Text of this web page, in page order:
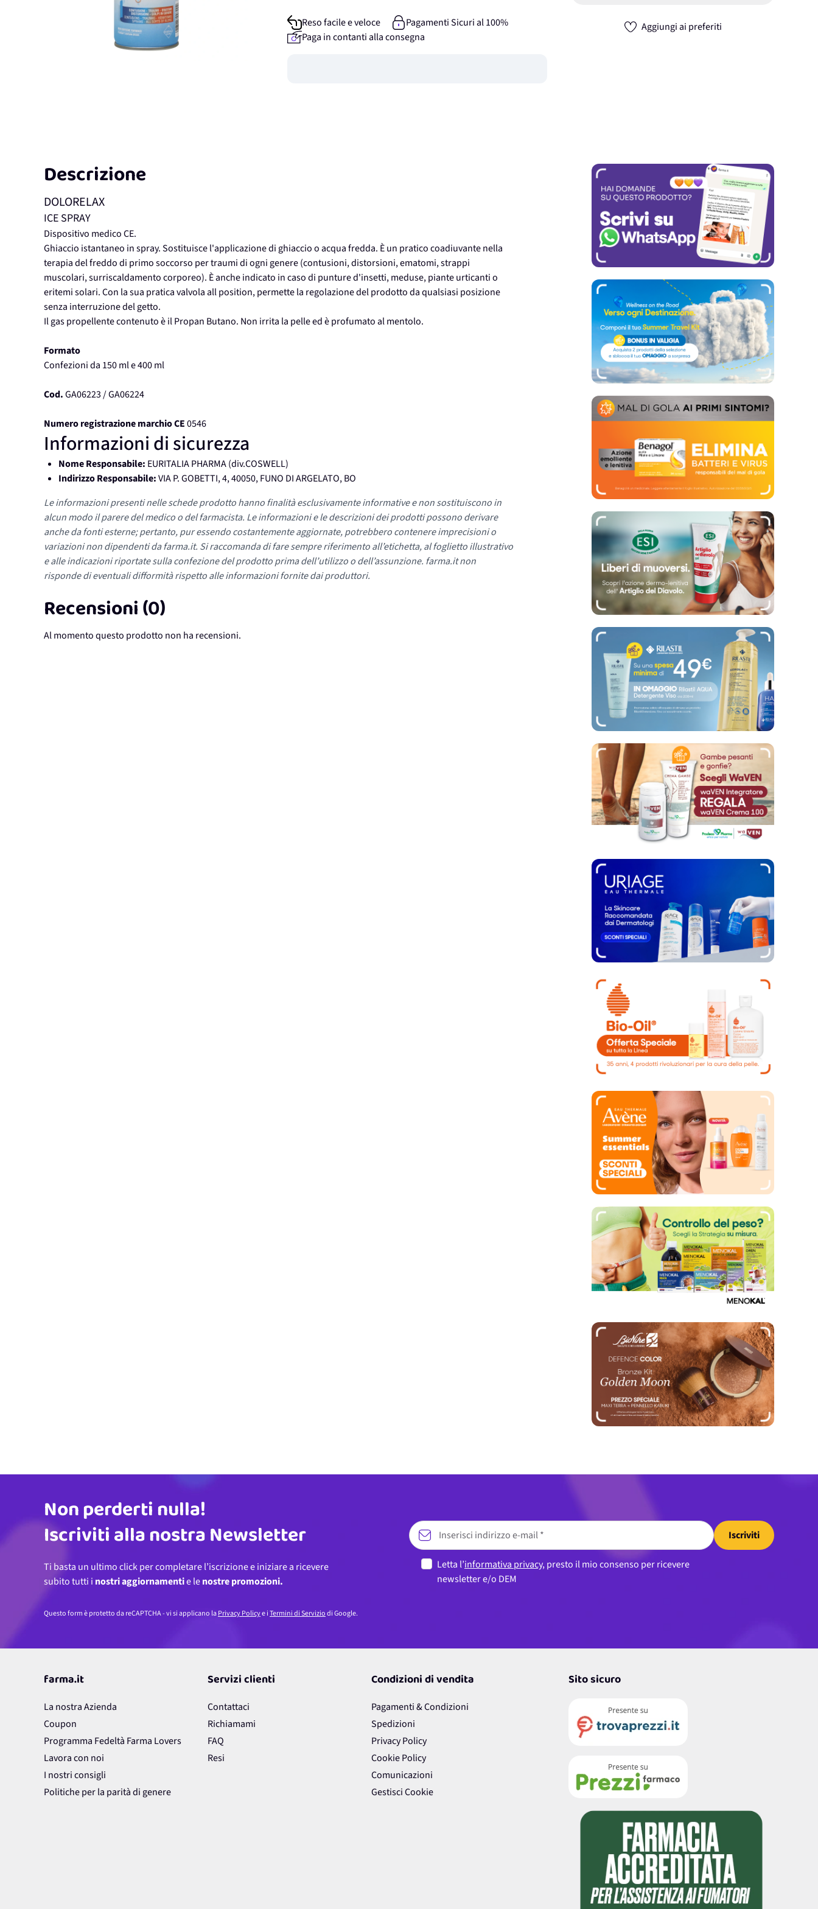
Aggiungi ai preferiti
Reso facile e veloce
Pagamenti Sicuri al 100%
Paga in contanti alla consegna
Descrizione
DOLORELAX
ICE SPRAY
Dispositivo medico CE.
Ghiaccio istantaneo in spray. Sostituisce l'applicazione di ghiaccio o acqua fredda. È un pratico coadiuvante nella
terapia del freddo di primo soccorso per traumi di ogni genere (contusioni, distorsioni, ematomi, strappi
muscolari, surriscaldamento corporeo). È anche indicato in caso di punture d'insetti, meduse, piante urticanti o
eritemi solari. Con la sua pratica valvola all position, permette la regolazione del prodotto da qualsiasi posizione
senza interruzione del getto.
Il gas propellente contenuto è il Propan Butano. Non irrita la pelle ed è profumato al mentolo.
Formato
Confezioni da 150 ml e 400 ml
Cod.GA06223 / GA06224
Numero registrazione marchio CE0546
Informazioni di sicurezza
Nome Responsabile: EURITALIA PHARMA (div.COSWELL)
Indirizzo Responsabile:VIA P. GOBETTI, 4, 40050, FUNO DI ARGELATO, BO
Le informazioni presenti nelle schede prodotto hanno finalità esclusivamente informative e non sostituiscono in
alcun modo il parere del medico o del farmacista. Le informazioni e le descrizioni dei prodotti possono derivare
anche da fonti esterne; pertanto, pur essendo costantemente aggiornate, potrebbero contenere imprecisioni o
variazioni non dipendenti da farma.it. Si raccomanda di fare sempre riferimento all’etichetta, al foglietto illustrativo
e alle indicazioni riportate sulla confezione del prodotto prima dell’utilizzo o dell’assunzione. farma.it non
risponde di eventuali difformità rispetto alle informazioni fornite dai produttori.
Recensioni (0)
Al momento questo prodotto non ha recensioni.
Indirizzo email
Non perderti nulla!
Iscriviti alla nostra Newsletter
Ti basta un ultimo click per completare l’iscrizione e iniziare a ricevere
subito tutti i nostri aggiornamentie lenostre promozioni.
Iscriviti
Letta l’informativa privacy, presto il mio consenso per ricevere
newsletter e/o DEM
Questo form è protetto da reCAPTCHA - vi si applicano laPrivacy Policye iTermini di Serviziodi Google.
farma.it
La nostra Azienda
Coupon
Programma Fedeltà Farma Lovers
Lavora con noi
I nostri consigli
Politiche per la parità di genere
Servizi clienti
Contattaci
Richiamami
FAQ
Resi
Condizioni di vendita
Pagamenti & Condizioni
Spedizioni
Privacy Policy
Cookie Policy
Comunicazioni
Gestisci Cookie
Sito sicuro